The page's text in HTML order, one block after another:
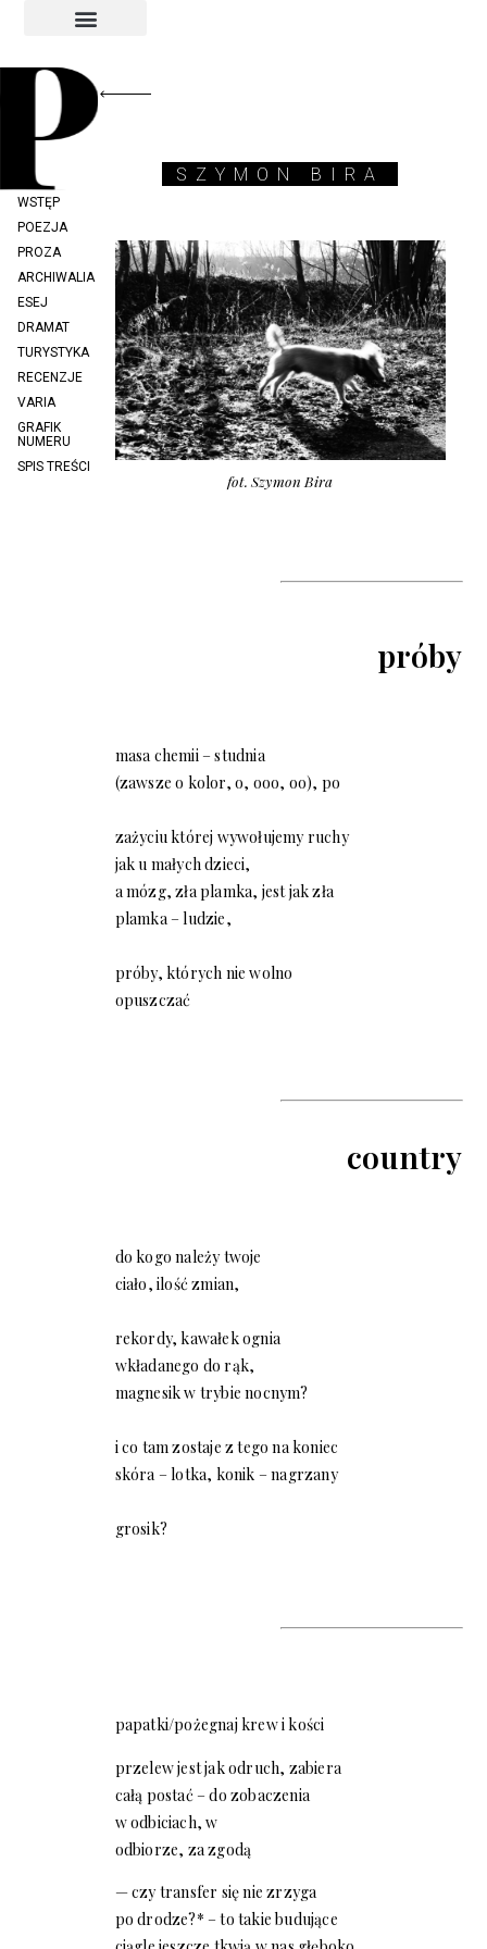
WSTĘP
POEZJA
PROZA
ARCHIWALIA
ESEJ
DRAMAT
TURYSTYKA
RECENZJE
VARIA
GRAFIK
NUMERU
SPIS TREŚCI
SZYMON BIRA
fot. Szymon Bira
próby
masa chemii – studnia
(zawsze o kolor, o, ooo, oo), po
zażyciu której wywołujemy ruchy
jak u małych dzieci,
a mózg, zła plamka, jest jak zła
plamka – ludzie,
próby, których nie wolno
opuszczać
country
do kogo należy twoje
ciało, ilość zmian,
rekordy, kawałek ognia
wkładanego do rąk,
magnesik w trybie nocnym?
i co tam zostaje z tego na koniec
skóra – lotka, konik – nagrzany
grosik?
papatki/pożegnaj krew i kości
przelew jest jak odruch, zabiera
całą postać – do zobaczenia
w odbiciach, w
odbiorze, za zgodą
— czy transfer się nie zrzyga
po drodze?* – to takie budujące